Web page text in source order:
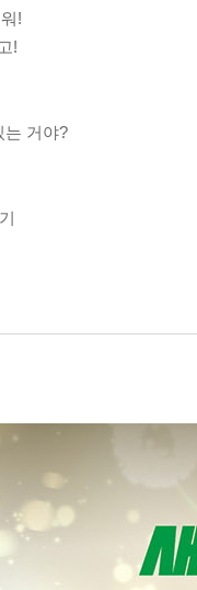
!
!
는 거야?